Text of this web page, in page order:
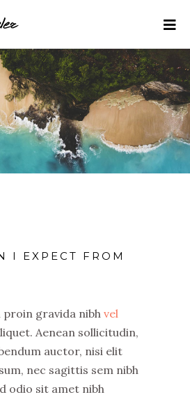
I EXPECT FROM
proin gravida nibh vel
Aenean sollicitudin,
auctor, nisi elit
nec sagittis sem nibh
odio sit amet nibh